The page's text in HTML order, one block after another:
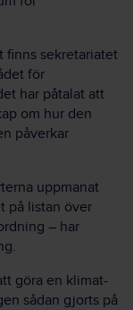
finns sekretariatet
för
har påtalat att
om hur den
påverkar
uppmanat
på listan över
– har
göra en klimat-
sådan gjorts på